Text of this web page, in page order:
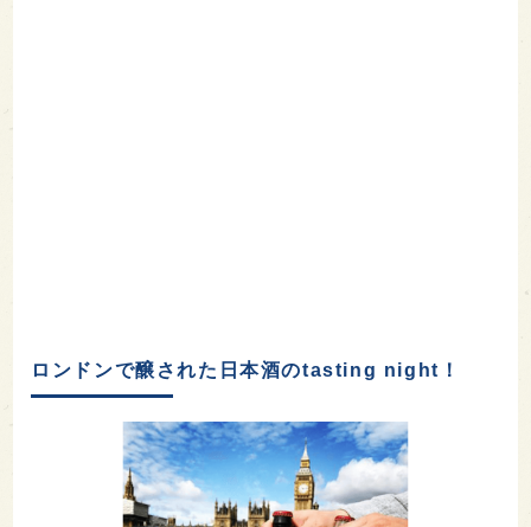
ロンドンで醸された日本酒のtasting night！